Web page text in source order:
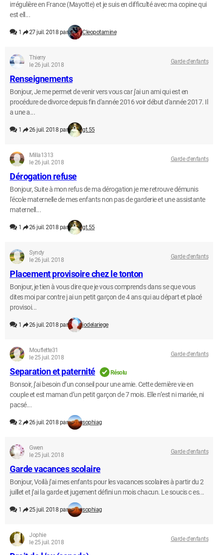
irrégulière en France (Mayotte) et je suis en difficulté avec ma copine qui
est ell...
1 27 juil. 2018 par Cleopotamine
Thierry
le 26 juil. 2018
Garde d'enfants
Renseignements
Bonjour, Je me permet de venir vers vous car j'ai un ami qui est en
procédure de divorce depuis fin d'année 2016 voir début d'année 2017. Il
a une a...
1 26 juil. 2018 par gt.55
Milla1313
le 26 juil. 2018
Garde d'enfants
Dérogation refuse
Bonjour, Suite à mon refus de ma dérogation je me retrouve démunis
l'école maternelle de mes enfants non pas de garderie et une assistante
maternell...
1 26 juil. 2018 par gt.55
Syndy
le 26 juil. 2018
Garde d'enfants
Placement provisoire chez le tonton
Bonjour, je tien à vous dire que je vous comprends dans se que vous
dites moi par contre j ai un petit garçon de 4 ans qui au départ et placé
provisoi...
1 26 juil. 2018 par jodelariege
Mouflette31
le 25 juil. 2018
Garde d'enfants
Separation et paternité Résolu
Bonsoir, j’ai besoin d’un conseil pour une amie. Cette dernière vie en
couple et est maman d’un petit garçon de 7 mois. Elle n’est ni mariée, ni
pacsé...
2 26 juil. 2018 par sophiag
Gwen
le 25 juil. 2018
Garde d'enfants
Garde vacances scolaire
Bonjour, Voilà j’ai mes enfants pour les vacances scolaires à partir du 2
juillet et j’ai la garde et jugement défini un mois chacun. Le soucis c es...
1 25 juil. 2018 par sophiag
Jophie
le 25 juil. 2018
Garde d'enfants